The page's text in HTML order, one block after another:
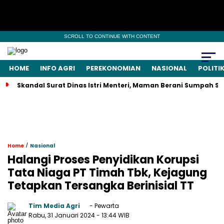
SCROLL TO CONTINUE WITH CONTENT
HOME INFO AGRI PEREKONOMIAN NASIONAL POLITIK
Skandal Surat Dinas Istri Menteri, Maman Berani Sumpah
Home / Nasional
Halangi Proses Penyidikan Korupsi
Tata Niaga PT Timah Tbk, Kejagung
Tetapkan Tersangka Berinisial TT
Tim Media Agri
- Pewarta
Rabu, 31 Januari 2024- 13:44 WIB